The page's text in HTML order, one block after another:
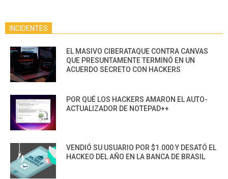
INCIDENTES
EL MASIVO CIBERATAQUE CONTRA CANVAS
QUE PRESUNTAMENTE TERMINÓ EN UN
ACUERDO SECRETO CON HACKERS
POR QUÉ LOS HACKERS AMARON EL AUTO-
ACTUALIZADOR DE NOTEPAD++
VENDIÓ SU USUARIO POR $1.000 Y DESATÓ EL
HACKEO DEL AÑO EN LA BANCA DE BRASIL